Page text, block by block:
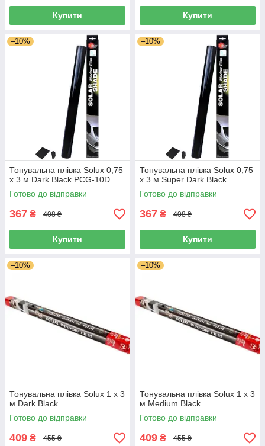
Купити Купити
–10%
Тонувальна плівка Solux 0,75
х 3 м Dark Black PCG-10D
Готово до відправки
367 ₴ 408 ₴
Купити
–10%
Тонувальна плівка Solux 0,75
х 3 м Super Dark Black
Готово до відправки
367 ₴ 408 ₴
Купити
–10%
Тонувальна плівка Solux 1 х 3
м Dark Black
Готово до відправки
409 ₴ 455 ₴
–10%
Тонувальна плівка Solux 1 х 3
м Medium Black
Готово до відправки
409 ₴ 455 ₴